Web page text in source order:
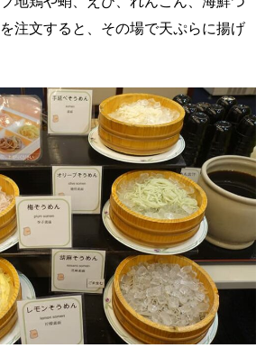
注文すると、その場で天ぷらに揚げ